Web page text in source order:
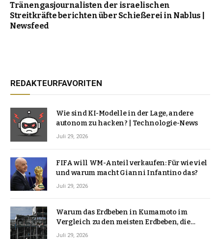
Tränengasjournalisten der israelischen
Streitkräfte berichten über Schießerei in Nablus |
Newsfeed
REDAKTEURFAVORITEN
Wie sind KI-Modelle in der Lage, andere
autonom zu hacken? | Technologie-News
Juli 29, 2026
FIFA will WM-Anteil verkaufen: Für wie viel
und warum macht Gianni Infantino das?
Juli 29, 2026
Warum das Erdbeben in Kumamoto im
Vergleich zu den meisten Erdbeben, die
Japan erschütterten, ungewöhnlich ist
Juli 29, 2026